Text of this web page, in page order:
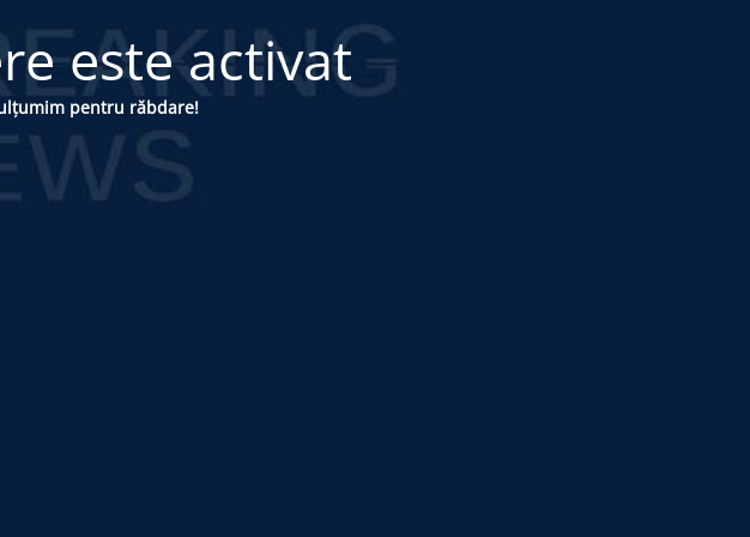
este activat
pentru răbdare!